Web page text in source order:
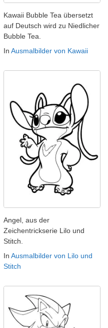
Kawaii Bubble Tea übersetzt
auf Deutsch wird zu Niedlicher
Bubble Tea.
In Ausmalbilder von Kawaii
Angel, aus der
Zeichentrickserie Lilo und
Stitch.
In Ausmalbilder von Lilo und
Stitch